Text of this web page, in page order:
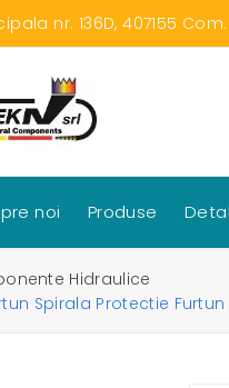
nr. 136D, 407155
noi Produse
Hidraulice
Spirala Protectie Furtun